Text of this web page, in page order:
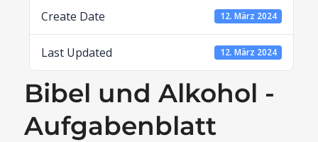
Create Date 12. März 2024
Last Updated 12. März 2024
Bibel und Alkohol -
Aufgabenblatt